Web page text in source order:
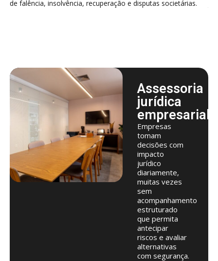
de falência, insolvência, recuperação e disputas societárias.
Assessoria
jurídica
empresarial
Empresas
tomam
decisões com
impacto
jurídico
diariamente,
muitas vezes
sem
acompanhamento
estruturado
que permita
antecipar
riscos e avaliar
alternativas
com segurança.